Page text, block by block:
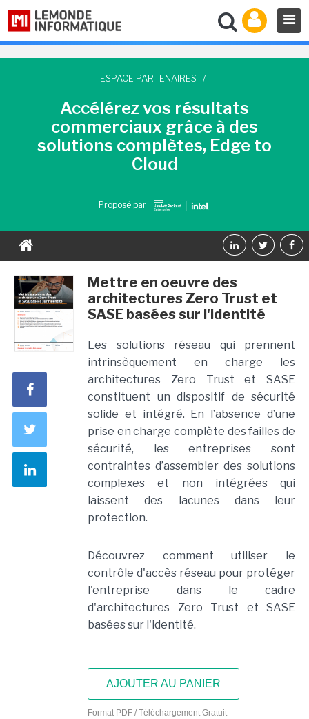
ESPACE PARTENAIRES /
Accélérez vos résultats
commerciaux grâce à des
solutions complètes, Edge to
Cloud
Proposé par
Mettre en oeuvre des
architectures Zero Trust et
SASE basées sur l'identité
Les solutions réseau qui prennent
intrinsèquement en charge les
architectures Zero Trust et SASE
constituent un dispositif de sécurité
solide et intégré. En l’absence d’une
prise en charge complète des failles de
sécurité, les entreprises sont
contraintes d’assembler des solutions
complexes et non intégrées qui
laissent des lacunes dans leur
protection.
Découvrez comment utiliser le
contrôle d'accès réseau pour protéger
l'entreprise dans le cadre
d'architectures Zero Trust et SASE
basées sur l'identité.
AJOUTER AU PANIER
Format PDF / Téléchargement Gratuit